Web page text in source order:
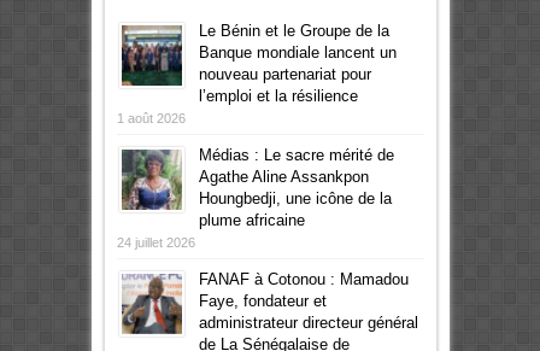
Le Bénin et le Groupe de la
Banque mondiale lancent un
nouveau partenariat pour
l’emploi et la résilience
1 août 2026
Médias : Le sacre mérité de
Agathe Aline Assankpon
Houngbedji, une icône de la
plume africaine
24 juillet 2026
FANAF à Cotonou : Mamadou
Faye, fondateur et
administrateur directeur général
de La Sénégalaise de